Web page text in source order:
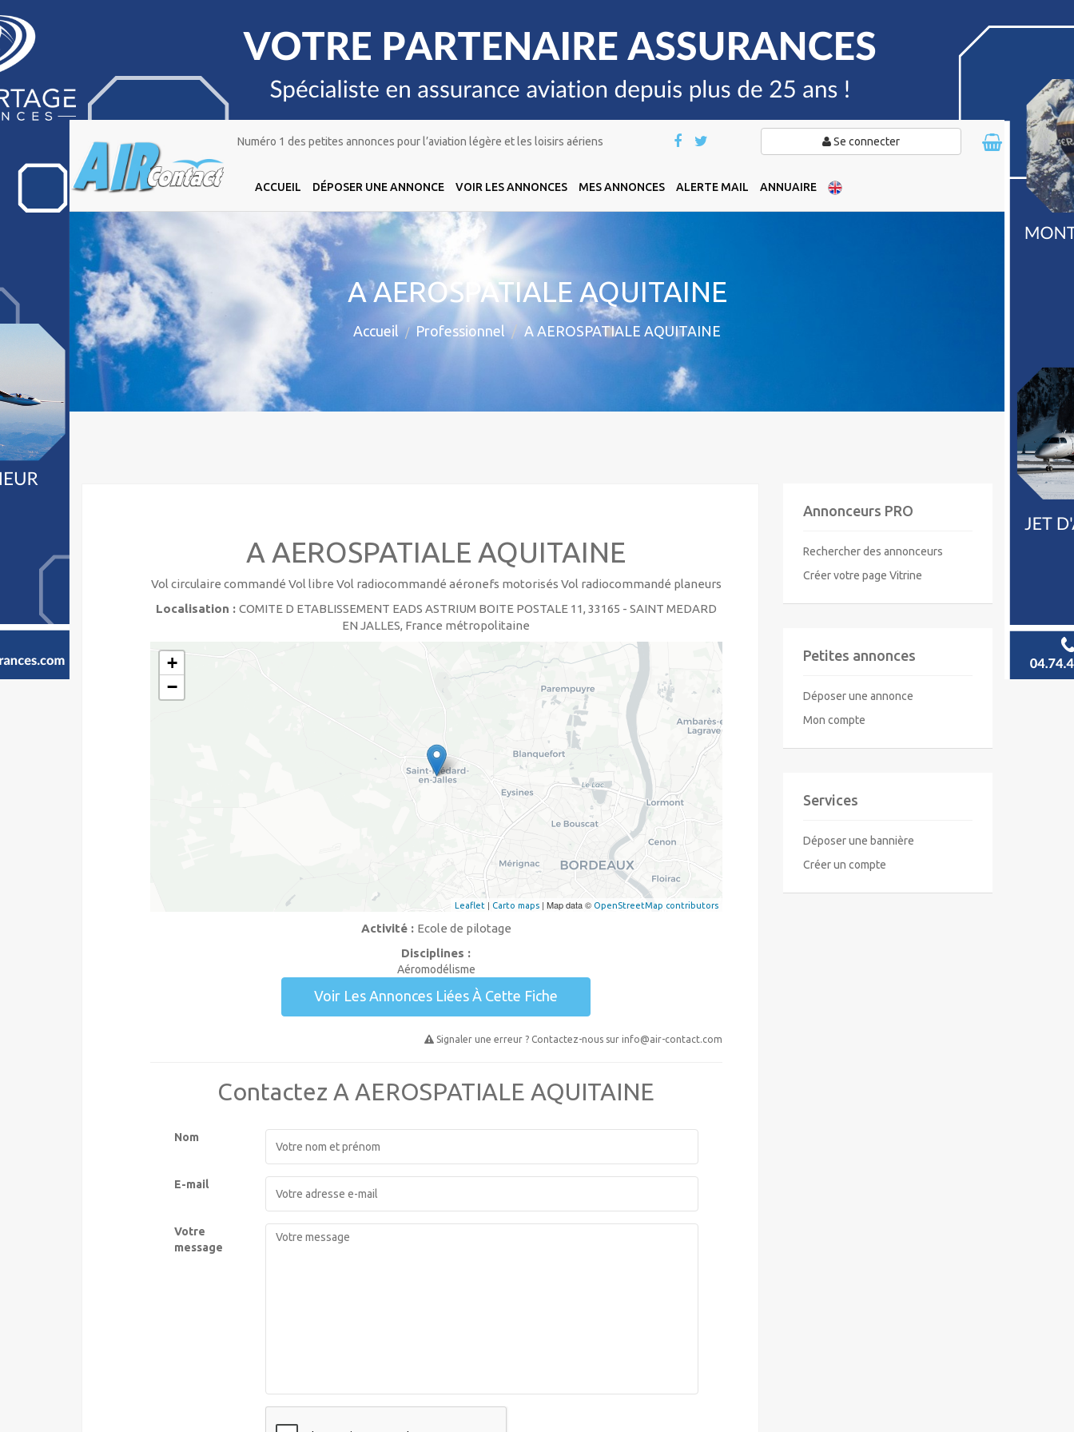
Numéro 1 des petites annonces pour l’aviation légère et les loisirs aériens Se connecter
ACCUEIL DÉPOSER UNE ANNONCE VOIR LES ANNONCES MES ANNONCES ALERTE MAIL ANNUAIRE
A AEROSPATIALE AQUITAINE
Accueil Professionnel A AEROSPATIALE AQUITAINE
A AEROSPATIALE AQUITAINE
Vol circulaire commandé Vol libre Vol radiocommandé aéronefs motorisés Vol radiocommandé planeurs
Localisation : COMITE D ETABLISSEMENT EADS ASTRIUM BOITE POSTALE 11, 33165 - SAINT MEDARD
EN JALLES, France métropolitaine
+
−
Leaflet| Carto maps| Map data © OpenStreetMap contributors
Activité : Ecole de pilotage
Disciplines :
Aéromodélisme
Voir Les Annonces Liées À Cette Fiche
Signaler une erreur ? Contactez-nous sur info@air-contact.com
Contactez A AEROSPATIALE AQUITAINE
Nom
E-mail
Votre
message
Annonceurs PRO
Rechercher des annonceurs
Créer votre page Vitrine
Petites annonces
Déposer une annonce
Mon compte
Services
Déposer une bannière
Créer un compte